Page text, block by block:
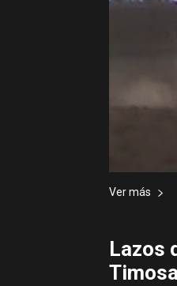
Ver más
Lazos
Timosa